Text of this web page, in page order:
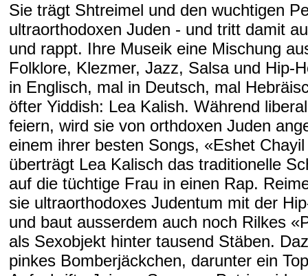
Sie trägt Shtreimel und den wuchtigen
ultraorthodoxen Juden - und tritt damit
und rappt. Ihre Museik eine Mischung
Folklore, Klezmer, Jazz, Salsa und Hip-
in Englisch, mal in Deutsch, mal
öfter Yiddish: Lea Kalish. Während
feiern, wird sie von orthdoxen Juden
einem ihrer besten Songs, «Eshet
überträgt Lea Kalisch das traditionelle
auf die tüchtige Frau in einen Rap.
sie ultraorthodoxes Judentum mit der
und baut ausserdem auch noch Rilkes
als Sexobjekt hinter tausend Stäben.
pinkes Bomberjäckchen, darunter ein